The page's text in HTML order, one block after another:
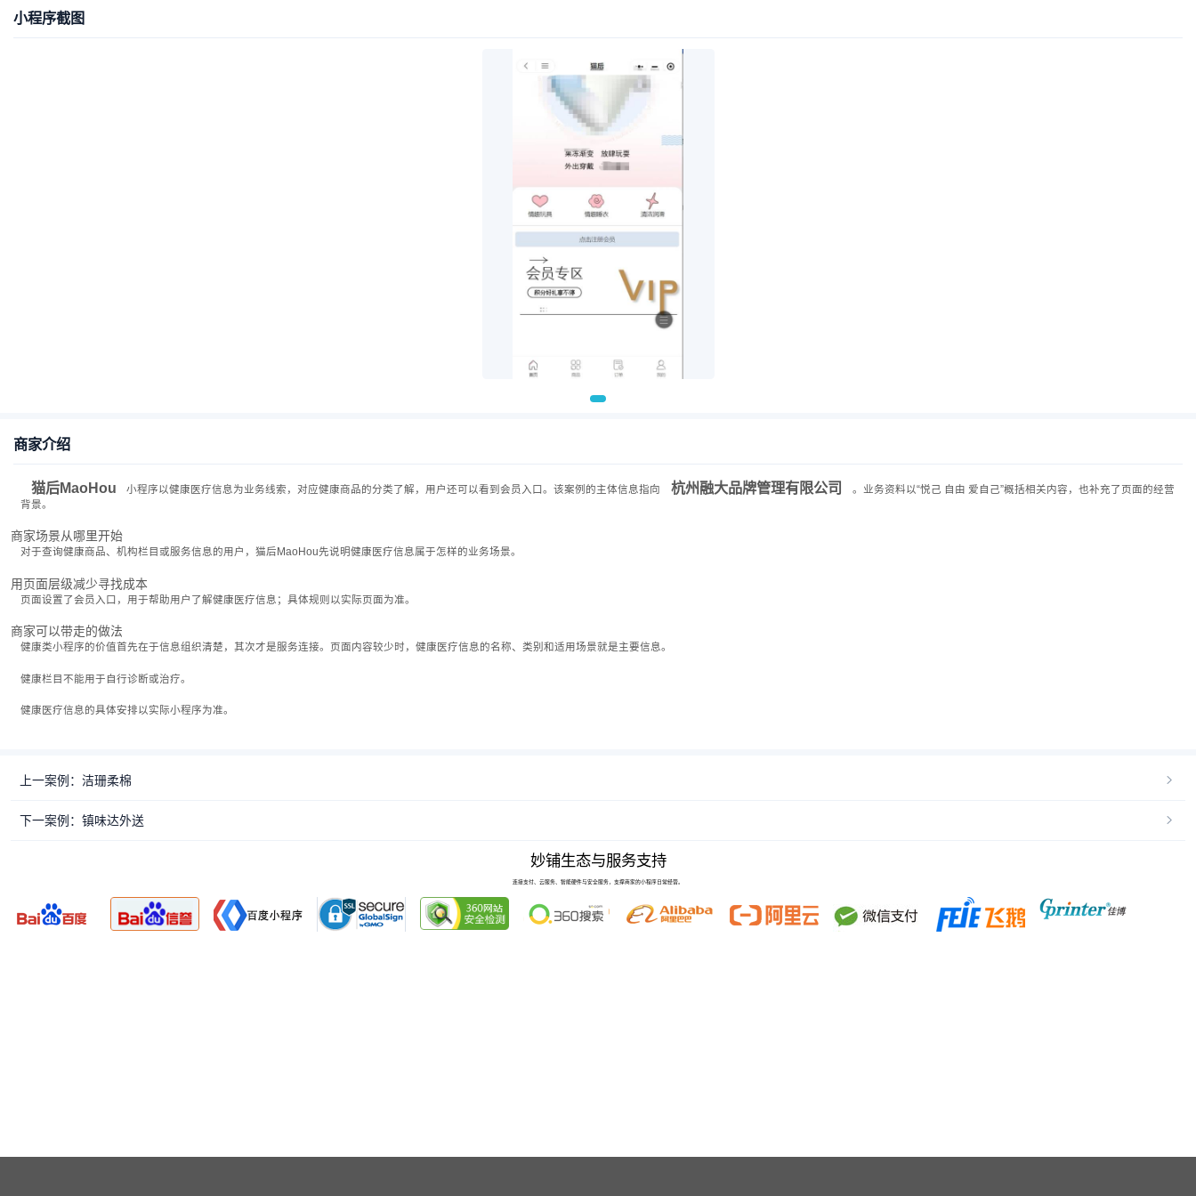
小程序截图
商家介绍
猫后MaoHou 小程序以健康医疗信息为业务线索，对应健康商品的分类了解，用户还可以看到会员入口。该案例的主体信息指向 杭州融大品牌管理有限公司
。业务资料以“悦己 自由 爱自己”概括相关内容，也补充了页面的经营
背景。
商家场景从哪里开始
对于查询健康商品、机构栏目或服务信息的用户，猫后MaoHou先说明健康医疗信息属于怎样的业务场景。
用页面层级减少寻找成本
页面设置了会员入口，用于帮助用户了解健康医疗信息；具体规则以实际页面为准。
商家可以带走的做法
健康类小程序的价值首先在于信息组织清楚，其次才是服务连接。页面内容较少时，健康医疗信息的名称、类别和适用场景就是主要信息。
健康栏目不能用于自行诊断或治疗。
健康医疗信息的具体安排以实际小程序为准。
上一案例：洁珊柔棉
下一案例：镇味达外送
妙铺生态与服务支持
连接支付、云服务、智能硬件与安全服务，支撑商家的小程序日常经营。